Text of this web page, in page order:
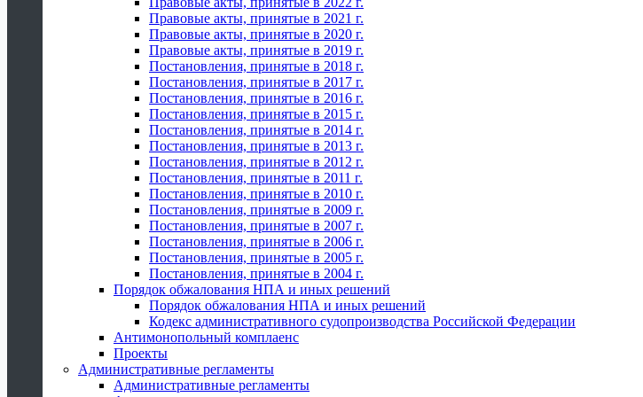
Правовые акты, принятые в 2021 г.
Правовые акты, принятые в 2020 г.
Правовые акты, принятые в 2019 г.
Постановления, принятые в 2018 г.
Постановления, принятые в 2017 г.
Постановления, принятые в 2016 г.
Постановления, принятые в 2015 г.
Постановления, принятые в 2014 г.
Постановления, принятые в 2013 г.
Постановления, принятые в 2012 г.
Постановления, принятые в 2011 г.
Постановления, принятые в 2010 г.
Постановления, принятые в 2009 г.
Постановления, принятые в 2007 г.
Постановления, принятые в 2006 г.
Постановления, принятые в 2005 г.
Постановления, принятые в 2004 г.
Порядок обжалования НПА и иных решений
Порядок обжалования НПА и иных решений
Кодекс административного судопроизводства Российской Федерации
Антимонопольный комплаенс
Проекты
Административные регламенты
Административные регламенты